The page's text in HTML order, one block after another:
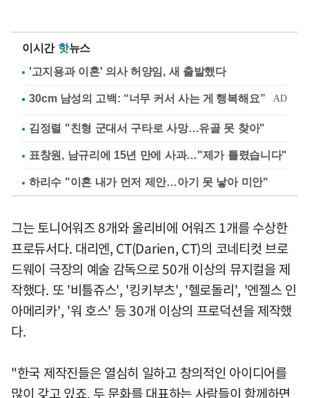
이시간 핫뉴스
'고지용과 이혼' 의사 허양임, 새 출발했다
김정렬 "친형 군대서 구타로 사망…유골 못 찾아"
표창원, 남규리에 15년 만에 사과…"제가 틀렸습니다"
하리수 "이혼 내가 먼저 제안…아기 못 낳아 미안"
그는 토니어워즈 8개와 올리비에 어워즈 1개를 수상한
프로듀서다. 대리엔, CT(Darien, CT)의 코네티컷 브로
드웨이 극장의 예술 감독으로 50개 이상의 뮤지컬을 제
작했다. 또 '비틀쥬스', '킹키부츠', '헬로돌리', '엔젤스 인
아메리카', '워 호스' 등 30개 이상의 프로덕션을 제작했
다.
"한국 제작진들은 열심히 일하고 창의적인 아이디어를
많이 갖고 있죠. 두 문화를 대표하는 사람들이 함께하면